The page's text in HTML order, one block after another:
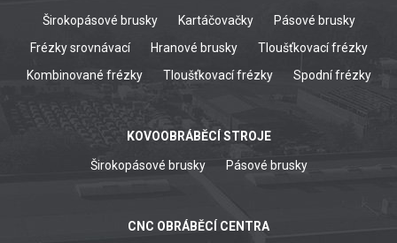
Širokopásové brusky Kartáčovačky
Pásové brusky
Frézky srovnávací
Hranové brusky
Tloušťkovací frézky
Kombinované frézky
Tloušťkovací frézky Spodní frézky
KOVOOBRÁBĚCÍ STROJE
Širokopásové brusky Pásové brusky
CNC OBRÁBĚCÍ CENTRA